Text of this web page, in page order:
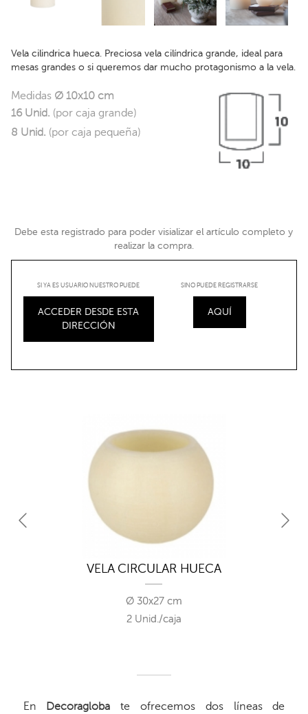
Vela cilindrica hueca. Preciosa vela cilíndrica grande, ideal para
mesas grandes o si queremos dar mucho protagonismo a la vela.
Medidas Ø 10x10 cm
16 Unid. (por caja grande)
8 Unid. (por caja pequeña)
Debe esta registrado para poder visializar el artículo completo y
realizar la compra.
SI YA ES USUARIO NUESTRO PUEDE
ACCEDER DESDE ESTA
DIRECCIÓN
SINO PUEDE REGISTRARSE
AQUÍ
VELA CIRCULAR HUECA
Ø 30x27 cm
2 Unid./caja
En Decoragloba te ofrecemos dos líneas de